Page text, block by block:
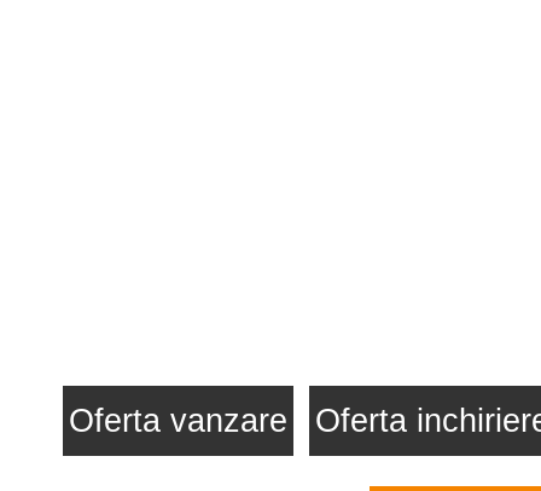
Oferta vanzare Oferta